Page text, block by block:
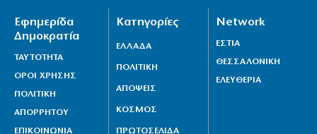
Εφημερίδα
Δημοκρατία
ΤΑΥΤΟΤΗΤΑ
ΟΡΟΙ ΧΡΗΣΗΣ
ΠΟΛΙΤΙΚΗ
ΑΠΟΡΡΗΤΟΥ
ΕΠΙΚΟΙΝΩΝΙΑ
Κατηγορίες
ΕΛΛΑΔΑ
ΠΟΛΙΤΙΚΗ
ΑΠΟΨΕΙΣ
ΚΟΣΜΟΣ
ΠΡΩΤΟΣΕΛΙΔΑ
Network
ΕΣΤΙΑ
ΘΕΣΣΑΛΟΝΙΚΗ
ΕΛΕΥΘΕΡΙΑ